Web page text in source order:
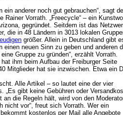
anderer noch gut gebrauchen“, sagt
Rainer Vorrath. „Freecycle“ – ein
gegründet. Seitdem ist das
die in 48 Ländern in 3013 lokalen
größer. Allein in Deutschland gibt
einen neuen Sinn zu geben und anderen
Gruppe zu gründen“, erzählt Vorrath.
ihm beim Aufbau der Freiburger Seite
Mitglieder hat sie inzwischen. Etwa ein
Alle Artikel – so lautet eine der vier
„Es gibt keine Gebühren oder
die Regeln hält, wird von den
nicht vor“, freut sich Vorrath. Wer ein
kostenlos per Mail alle Angebote